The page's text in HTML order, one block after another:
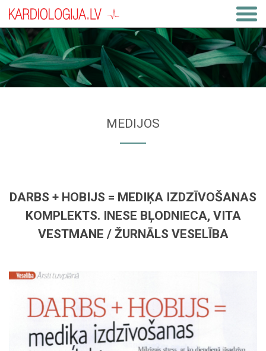
MEDIJOS
DARBS + HOBIJS = MEDIĶA IZDZĪVOŠANAS
KOMPLEKTS. INESE BĻODNIECA, VITA
VESTMANE / ŽURNĀLS VESELĪBA